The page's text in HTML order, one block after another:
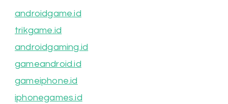
androidgame.id
trikgame.id
androidgaming.id
gameandroid.id
gameiphone.id
iphonegames.id